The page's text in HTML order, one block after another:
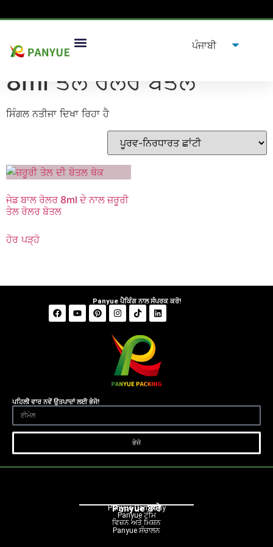
ਘਰ/ਉਤਪਾਦ / ਟੈਗ ਕੀਤੇ ਉਤਪਾਦ "8ml ਤੇਲ ਰੋਲਰ ਬੋਤਲ”
8ml ਤੇਲ ਰੋਲਰ ਬੋਤਲ
ਸਿੰਗਲ ਨਤੀਜਾ ਦਿਖਾ ਰਿਹਾ ਹੈ
ਜੇਡ ਬਾਲ ਰੋਲਰ 8ml ਦੇ ਨਾਲ ਜ਼ਰੂਰੀ
ਤੇਲ ਰੋਲਰ ਬੋਤਲ
ਹੋਰ ਪੜ੍ਹੋ
Panyue ਪੈਕਿੰਗ ਨਾਲ ਸੰਪਰਕ ਕਰੋ!
ਪਹਿਲੀ ਵਾਰ ਨਵੇਂ ਉਤਪਾਦਾਂ ਲਈ ਭੇਜੋ!
ਭੇਜੋ
Panyue ਬਾਰੇ
Panyue Campany
Panyue ਟੀਮ
ਵਿਜ਼ਨ ਅਤੇ ਮਿਸ਼ਨ
Panyue ਸੰਚਾਲਨ